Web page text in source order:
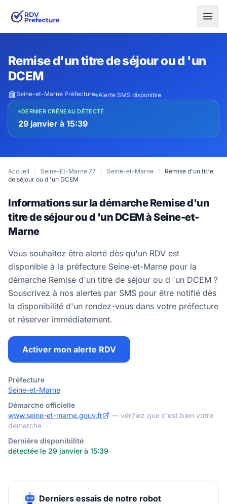
Remise d'un titre de séjour ou d 'un
DCEM
Seine-et-Marne Préfecture Alerte SMS disponible
DERNIER CRÉNEAU DÉTECTÉ
29 janvier à 15:39
Accueil / Seine-Et-Marne 77 / Seine-et-Marne /
Remise d'un titre
de séjour ou d 'un DCEM
Informations sur la démarche Remise d'un
titre de séjour ou d 'un DCEM à Seine-et-
Marne
Vous souhaitez être alerté dès qu'un RDV est
disponible à la préfecture Seine-et-Marne pour la
démarche Remise d'un titre de séjour ou d 'un DCEM ?
Souscrivez à nos alertes par SMS pour être notifié dès
la disponibilité d'un rendez-vous dans votre préfecture
et réserver immédiatement.
Activer mon alerte RDV
Préfecture
Seine-et-Marne
Démarche officielle
www.seine-et-marne.gouv.fr
— vérifiez que c'est bien votre
démarche
Dernière disponibilité
détectée le 29 janvier à 15:39
Derniers essais de notre robot